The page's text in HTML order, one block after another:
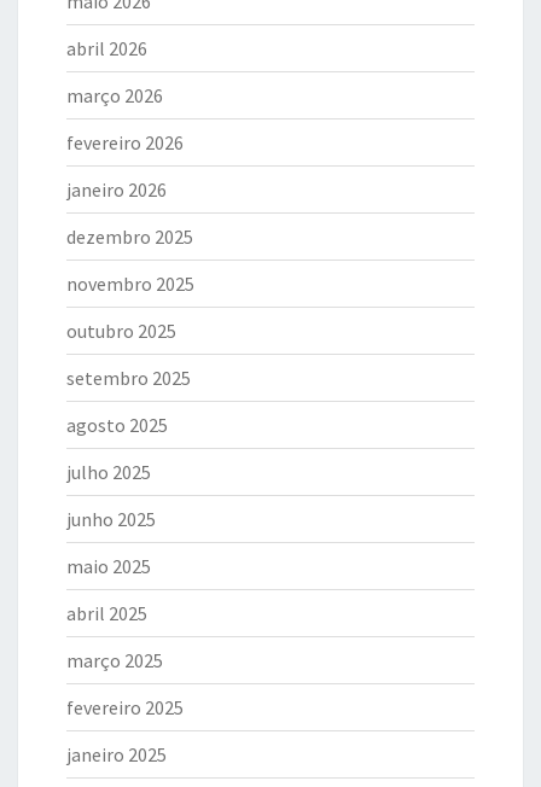
abril 2026
março 2026
fevereiro 2026
janeiro 2026
dezembro 2025
novembro 2025
outubro 2025
setembro 2025
agosto 2025
julho 2025
junho 2025
maio 2025
abril 2025
março 2025
fevereiro 2025
janeiro 2025